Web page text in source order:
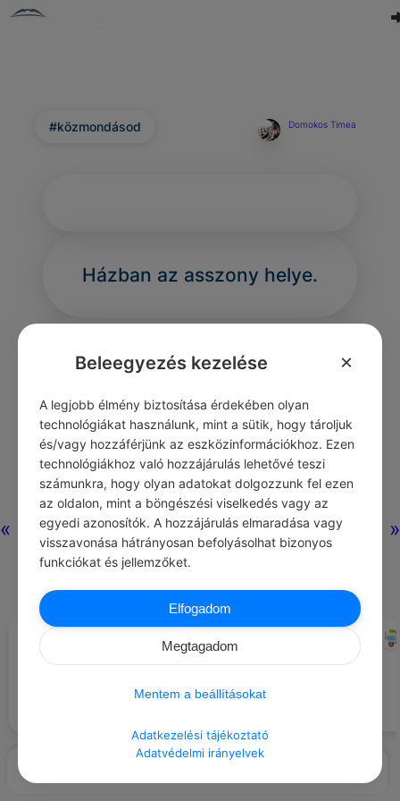
« »
#közmondásod Domokos Timea
Házban az asszony helye.
Nincs még
hozzászólás.
#NAPI TIPP
Tarts heti egy napot, amikor
ételeket és italokat.
CHATGPT
Jelölj ki egy helyet, ahol mindig
Beleegyezés kezelése ×
A legjobb élmény biztosítása érdekében olyan
technológiákat használunk, mint a sütik, hogy tároljuk
és/vagy hozzáférjünk az eszközinformációkhoz. Ezen
technológiákhoz való hozzájárulás lehetővé teszi
számunkra, hogy olyan adatokat dolgozzunk fel ezen
az oldalon, mint a böngészési viselkedés vagy az
egyedi azonosítók. A hozzájárulás elmaradása vagy
visszavonása hátrányosan befolyásolhat bizonyos
funkciókat és jellemzőket.
Elfogadom
Megtagadom
Mentem a beállításokat
Adatkezelési tájékoztató
Adatvédelmi irányelvek